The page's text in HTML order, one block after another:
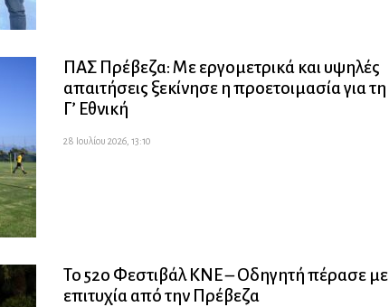
ΠΑΣ Πρέβεζα: Με εργομετρικά και υψηλές
απαιτήσεις ξεκίνησε η προετοιμασία για τη
Γ’ Εθνική
28 Ιουλίου 2026, 13:10
Το 52ο Φεστιβάλ ΚΝΕ – Οδηγητή πέρασε με
επιτυχία από την Πρέβεζα